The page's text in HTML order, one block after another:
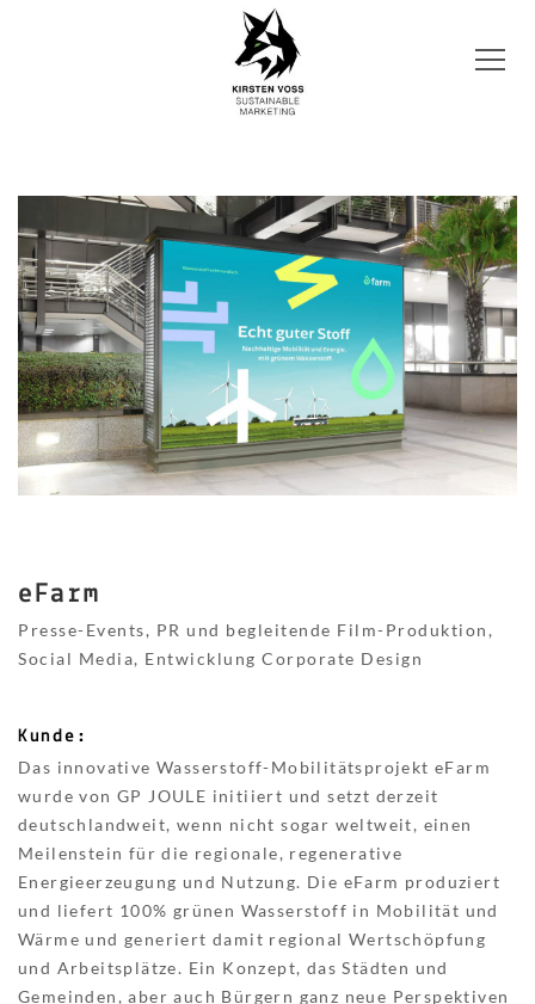
eFarm
Presse-Events, PR und begleitende Film-Produktion,
Social Media, Entwicklung Corporate Design
Kunde:
Das innovative Wasserstoff-Mobilitätsprojekt eFarm
wurde von GP JOULE initiiert und setzt derzeit
deutschlandweit, wenn nicht sogar weltweit, einen
Meilenstein für die regionale, regenerative
Energieerzeugung und Nutzung. Die eFarm produziert
und liefert 100% grünen Wasserstoff in Mobilität und
Wärme und generiert damit regional Wertschöpfung
und Arbeitsplätze. Ein Konzept, das Städten und
Gemeinden, aber auch Bürgern ganz neue Perspektiven